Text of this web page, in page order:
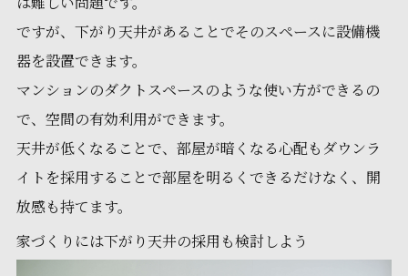
ですが、下がり天井があることでそのスペースに設備機
器を設置できます。
マンションのダクトスペースのような使い方ができるの
で、空間の有効利用ができます。
天井が低くなることで、部屋が暗くなる心配もダウンラ
イトを採用することで部屋を明るくできるだけなく、開
放感も持てます。
家づくりには下がり天井の採用も検討しよう